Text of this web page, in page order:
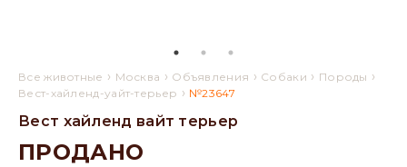
Все животные › Москва › Объявления › Собаки › Породы ›
Вест-хайленд-уайт-терьер › №23647
Вест хайленд вайт терьер
ПРОДАНО